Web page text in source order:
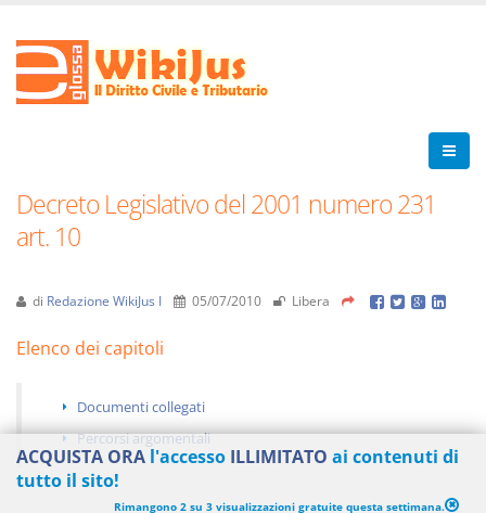
Decreto Legislativo del 2001 numero 231
art. 10
di Redazione WikiJus I 05/07/2010 Libera
Elenco dei capitoli
Documenti collegati
Percorsi argomentali
ACQUISTA ORA l'accesso ILLIMITATO ai contenuti di
tutto il sito!
Rimangono 2 su 3 visualizzazioni gratuite questa settimana.